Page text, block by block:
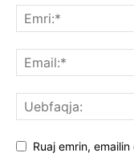
Ruaj emrin,